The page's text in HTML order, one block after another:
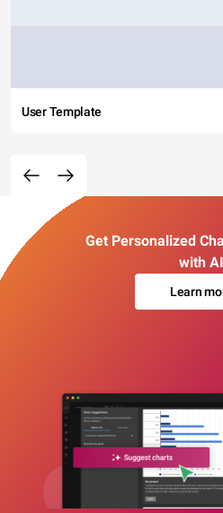
User Template
Get Personalized
with AI
Learn